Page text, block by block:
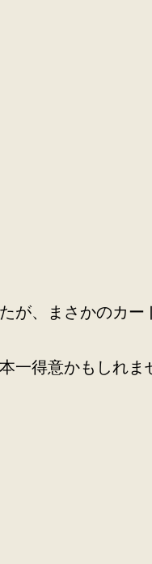
が、まさかのカー
一得意かもしれま